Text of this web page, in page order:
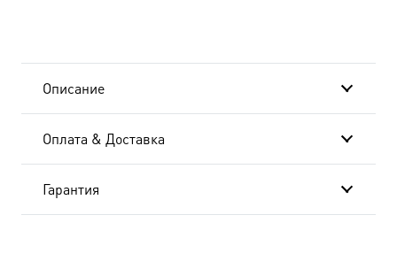
Описание
Оплата & Доставка
Гарантия